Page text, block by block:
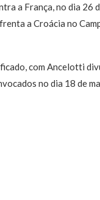
a França, no dia 26
a Croácia no
com Ancelotti
no dia 18 de